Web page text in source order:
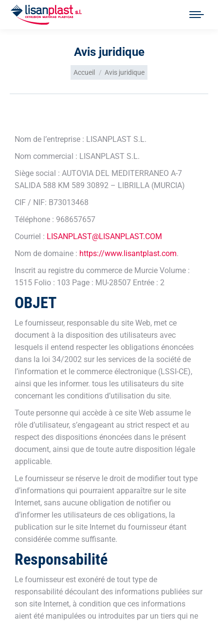
Avis juridique
Vous êtes ici :
Accueil Avis juridique
Nom de l’entreprise : LISANPLAST S.L.
Nom commercial : LISANPLAST S.L.
Siège social : AUTOVIA DEL MEDITERRANEO A-7
SALIDA 588 KM 589 30892 – LIBRILLA (MURCIA)
CIF / NIF: B73013468
Téléphone : 968657657
Courriel : LISANPLAST@LISANPLAST.COM
Nom de domaine : https://www.lisantplast.com.
Inscrit au registre du commerce de Murcie Volume :
1515 Folio : 103 Page : MU-28507 Entrée : 2
OBJET
Le fournisseur, responsable du site Web, met ce
document à la disposition des utilisateurs avec
lesquels il entend respecter les obligations énoncées
dans la loi 34/2002 sur les services de la société de
l’information et le commerce électronique (LSSI-CE),
ainsi que les informer. tous les utilisateurs du site
concernant les conditions d’utilisation du site.
Toute personne qui accède à ce site Web assume le
rôle d’utilisateur, s’engageant au strict respect et au
respect des dispositions énoncées dans le présent
document, ainsi que de toute autre disposition légale
applicable.
Le fournisseur se réserve le droit de modifier tout type
d’informations qui pourraient apparaître sur le site
Internet, sans aucune obligation de notifier ou
d’informer les utilisateurs de ces obligations, la
publication sur le site Internet du fournisseur étant
considérée comme suffisante.
Responsabilité
Le fournisseur est exonéré de tout type de
responsabilité découlant des informations publiées sur
son site Internet, à condition que ces informations
aient été manipulées ou introduites par un tiers qui ne